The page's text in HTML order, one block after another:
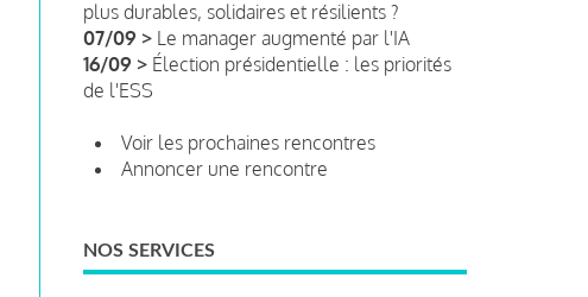
plus durables, solidaires et résilients ?
07/09 > Le manager augmenté par l'IA
16/09 > Élection présidentielle : les priorités
de l'ESS
Voir les prochaines rencontres
Annoncer une rencontre
NOS SERVICES